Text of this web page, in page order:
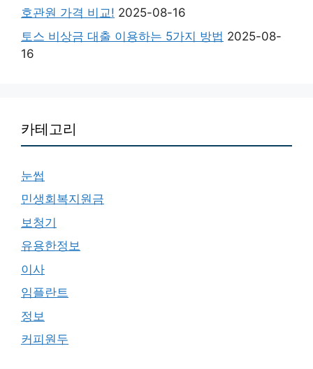
호관원 가격 비교! 2025-08-16
토스 비상금 대출 이용하는 5가지 방법 2025-08-
16
카테고리
눈썹
민생회복지원금
보청기
유용한정보
이사
임플란트
정보
커피원두